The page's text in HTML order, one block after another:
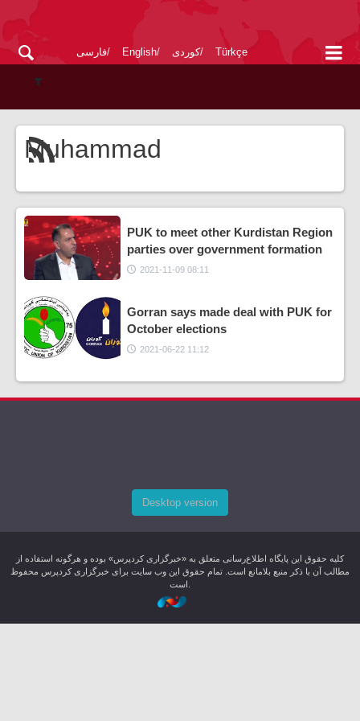
فارسی English کوردی Türkçe
Muhammad
PUK to meet other Kurdistan Region
parties over government formation
2021-11-09 08:11
Gorran says made deal with PUK for
October elections
2021-06-22 11:12
Desktop version
کليه حقوق اين پایگاه اطلاع‌رسانی متعلق به «خبرگزاری کردپرس» بوده و هرگونه استفاده از
مطالب آن با ذکر منبع بلامانع است. تمام حقوق این وب سایت برای خبرگزاری کردپرس محفوظ